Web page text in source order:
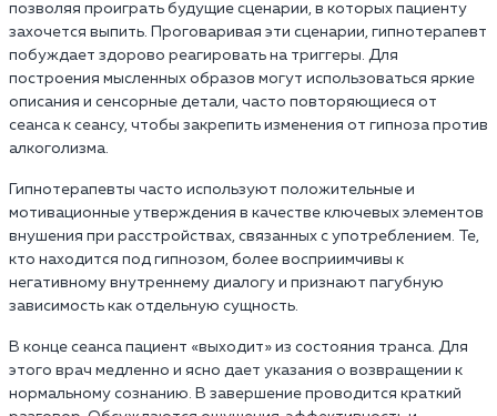
позволяя проиграть будущие сценарии, в которых пациенту
захочется выпить. Проговаривая эти сценарии, гипнотерапевт
побуждает здорово реагировать на триггеры. Для
построения мысленных образов могут использоваться яркие
описания и сенсорные детали, часто повторяющиеся от
сеанса к сеансу, чтобы закрепить изменения от гипноза против
алкоголизма.
Гипнотерапевты часто используют положительные и
мотивационные утверждения в качестве ключевых элементов
внушения при расстройствах, связанных с употреблением. Те,
кто находится под гипнозом, более восприимчивы к
негативному внутреннему диалогу и признают пагубную
зависимость как отдельную сущность.
В конце сеанса пациент «выходит» из состояния транса. Для
этого врач медленно и ясно дает указания о возвращении к
нормальному сознанию. В завершение проводится краткий